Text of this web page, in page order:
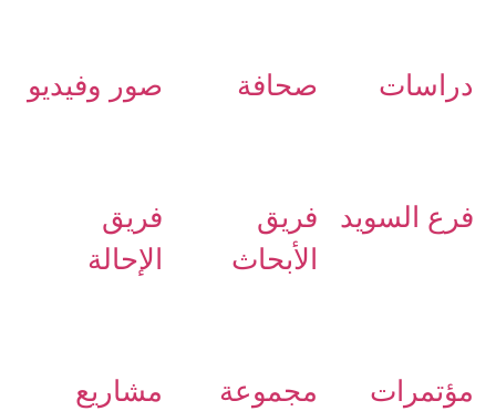
دراسات صحافة صور وفيديو
فرع السويد
فريق
الأبحاث
فريق
الإحالة
مؤتمرات مجموعة مشاريع